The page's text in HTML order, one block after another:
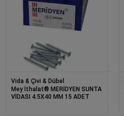
Vida & Çivi & Dübel
Mey İthalat® MERİDYEN SUNTA
VİDASI 4.5X40 MM 15 ADET